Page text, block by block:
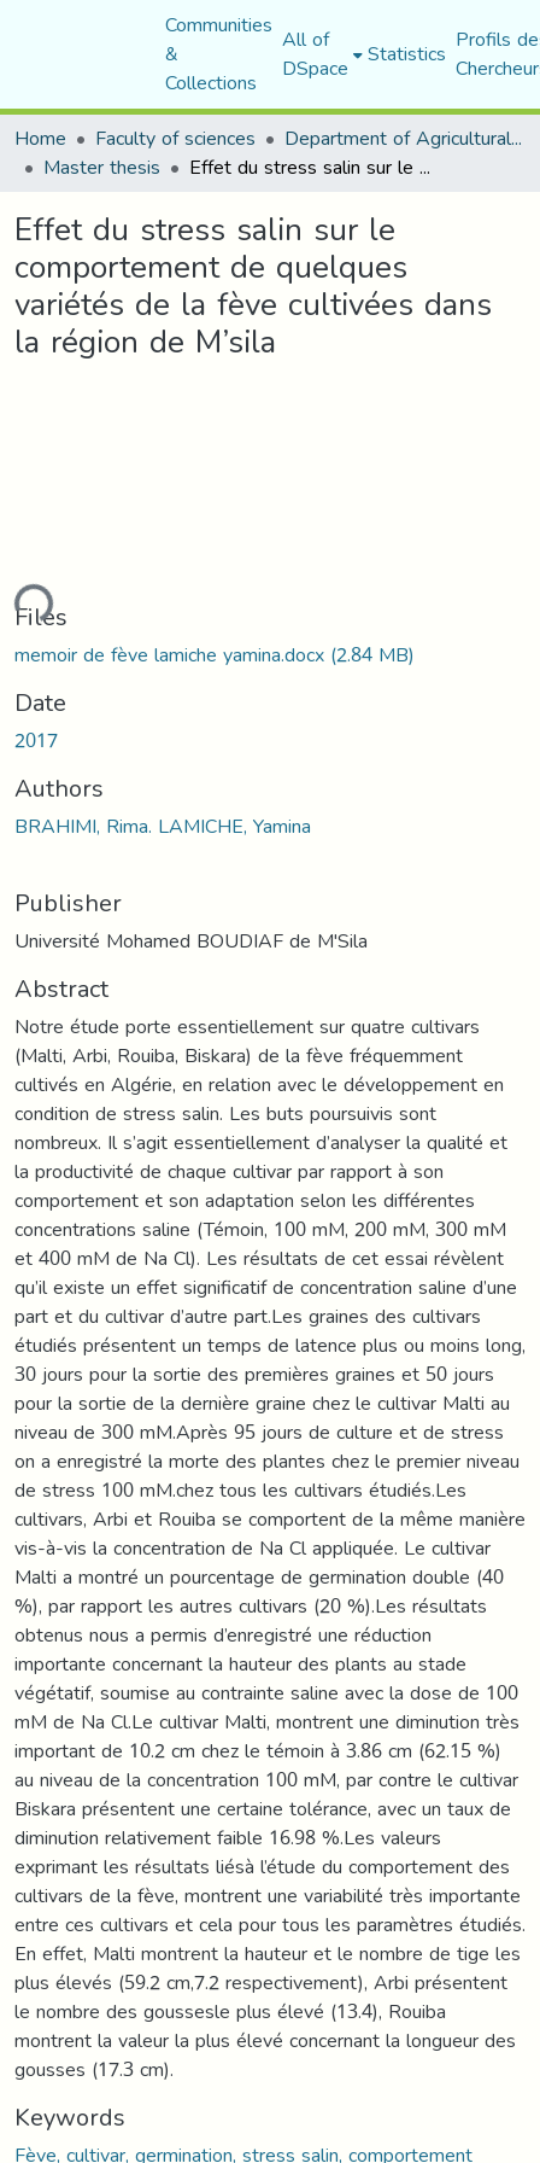
Communities
&
Collections
All of
DSpace Statistics Profils
Home
Faculty of sciences Department of Agricultural Sciences
Master thesis Effet du stress salin sur le comportement de quelques variétés de la fève cultivées dans la région de M’sila
Effet du stress salin sur le
comportement de quelques
variétés de la fève cultivées dans
la région de M’sila
Files
memoir de fève lamiche yamina.docx(2.84 MB)
Date
2017
Authors
BRAHIMI, Rima. LAMICHE, Yamina
Publisher
Université Mohamed BOUDIAF de M'Sila
Abstract
Notre étude porte essentiellement sur quatre cultivars
(Malti, Arbi, Rouiba, Biskara) de la fève fréquemment
cultivés en Algérie, en relation avec le développement en
condition de stress salin. Les buts poursuivis sont
nombreux. Il s’agit essentiellement d’analyser la qualité et
la productivité de chaque cultivar par rapport à son
comportement et son adaptation selon les différentes
concentrations saline (Témoin, 100 mM, 200 mM, 300 mM
et 400 mM de Na Cl). Les résultats de cet essai révèlent
qu’il existe un effet significatif de concentration saline d’une
part et du cultivar d’autre part.Les graines des cultivars
étudiés présentent un temps de latence plus ou moins long,
30 jours pour la sortie des premières graines et 50 jours
pour la sortie de la dernière graine chez le cultivar Malti au
niveau de 300 mM.Après 95 jours de culture et de stress
on a enregistré la morte des plantes chez le premier niveau
de stress 100 mM.chez tous les cultivars étudiés.Les
cultivars, Arbi et Rouiba se comportent de la même manière
vis-à-vis la concentration de Na Cl appliquée. Le cultivar
Malti a montré un pourcentage de germination double (40
%), par rapport les autres cultivars (20 %).Les résultats
obtenus nous a permis d’enregistré une réduction
importante concernant la hauteur des plants au stade
végétatif, soumise au contrainte saline avec la dose de 100
mM de Na Cl.Le cultivar Malti, montrent une diminution très
important de 10.2 cm chez le témoin à 3.86 cm (62.15 %)
au niveau de la concentration 100 mM, par contre le cultivar
Biskara présentent une certaine tolérance, avec un taux de
diminution relativement faible 16.98 %.Les valeurs
exprimant les résultats liésà l’étude du comportement des
cultivars de la fève, montrent une variabilité très importante
entre ces cultivars et cela pour tous les paramètres étudiés.
En effet, Malti montrent la hauteur et le nombre de tige les
plus élevés (59.2 cm,7.2 respectivement), Arbi présentent
le nombre des goussesle plus élevé (13.4), Rouiba
montrent la valeur la plus élevé concernant la longueur des
gousses (17.3 cm).
Keywords
Fève, cultivar, germination, stress salin, comportement